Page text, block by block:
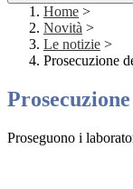
Home >
Novità >
Le notizie >
Prosecuzione
Proseguono i